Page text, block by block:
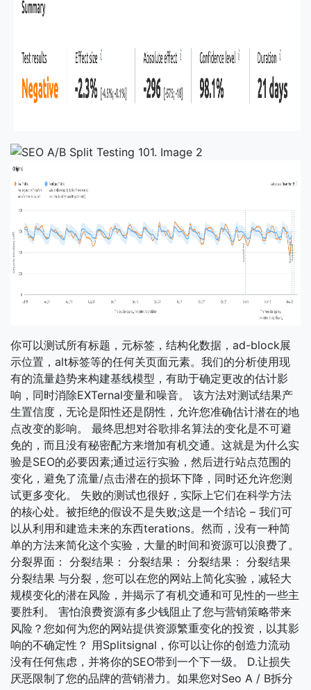
你可以测试所有标题，元标签，结构化数据，ad-block展
示位置，alt标签等的任何关页面元素。我们的分析使用现
有的流量趋势来构建基线模型，有助于确定更改的估计影
响，同时消除EXTernal变量和噪音。 该方法对测试结果产
生置信度，无论是阳性还是阴性，允许您准确估计潜在的地
点改变的影响。 最终思想对谷歌排名算法的变化是不可避
免的，而且没有秘密配方来增加有机交通。这就是为什么实
验是SEO的必要因素;通过运行实验，然后进行站点范围的
变化，避免了流量/点击潜在的损坏下降，同时还允许您测
试更多变化。 失败的测试也很好，实际上它们在科学方法
的核心处。被拒绝的假设不是失败;这是一个结论 – 我们可
以从利用和建造未来的东西terations。然而，没有一种简
单的方法来简化这个实验，大量的时间和资源可以浪费了。
分裂界面： 分裂结果： 分裂结果： 分裂结果： 分裂结果
分裂结果 与分裂，您可以在您的网站上简化实验，减轻大
规模变化的潜在风险，并揭示了有机交通和可见性的一些主
要胜利。 害怕浪费资源有多少钱阻止了您与营销策略带来
风险？您如何为您的网站提供资源繁重变化的投资，以其影
响的不确定性？ 用Splitsignal，你可以让你的创造力流动
没有任何焦虑，并将你的SEO带到一个下一级。 D.让损失
厌恶限制了您的品牌的营销潜力。如果您对Seo A / B拆分